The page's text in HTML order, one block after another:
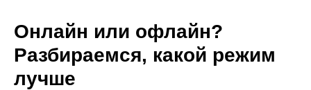
Онлайн или офлайн?
Разбираемся, какой режим
лучше